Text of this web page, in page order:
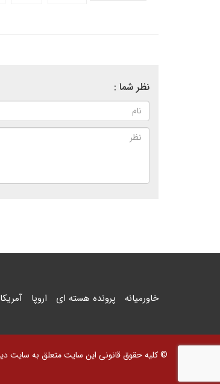
نظر شما :
خاورمیانه پرونده هسته ای اروپا آمریکا
© کلیه حقوق قانونی این سایت متعلق به سایت